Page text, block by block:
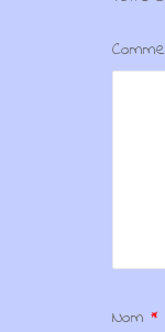
Nom *